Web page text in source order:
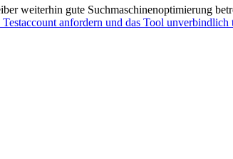
weiterhin gute Suchmaschinenoptimierung
anfordern und das Tool unverbindlich